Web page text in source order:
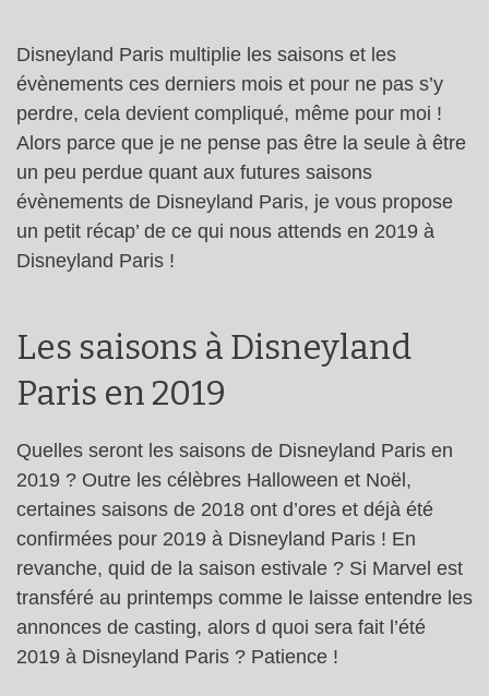
Disneyland Paris multiplie les saisons et les
évènements ces derniers mois et pour ne pas s’y
perdre, cela devient compliqué, même pour moi !
Alors parce que je ne pense pas être la seule à être
un peu perdue quant aux futures saisons
évènements de Disneyland Paris, je vous propose
un petit récap’ de ce qui nous attends en 2019 à
Disneyland Paris !
Les saisons à Disneyland
Paris en 2019
Quelles seront les saisons de Disneyland Paris en
2019 ? Outre les célèbres Halloween et Noël,
certaines saisons de 2018 ont d’ores et déjà été
confirmées pour 2019 à Disneyland Paris ! En
revanche, quid de la saison estivale ? Si Marvel est
transféré au printemps comme le laisse entendre les
annonces de casting, alors d quoi sera fait l’été
2019 à Disneyland Paris ? Patience !